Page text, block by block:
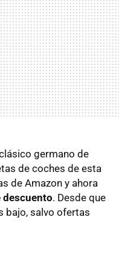
germano de
de coches de esta
de Amazon y ahora
descuento. Desde que
bajo, salvo ofertas